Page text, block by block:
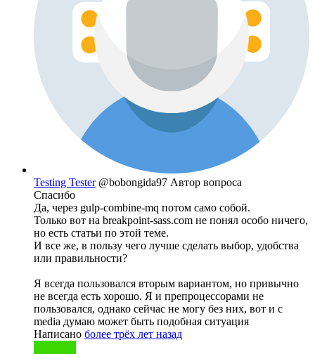
Testing Tester @bobongida97 Автор вопроса
Спасибо
Да, через gulp-combine-mq потом само собой.
Только вот на breakpoint-sass.com не понял особо ничего,
но есть статьи по этой теме.
И все же, в пользу чего лучше сделать выбор, удобства
или правильности?
Я всегда пользовался вторым вариантом, но привычно
не всегда есть хорошо. Я и препроцессорами не
пользовался, однако сейчас не могу без них, вот и с
media думаю может быть подобная ситуация
Написано более трёх лет назад